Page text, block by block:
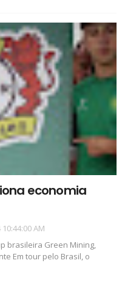
economia
AM
brasileira Green Mining,
Em tour pelo Brasil, o